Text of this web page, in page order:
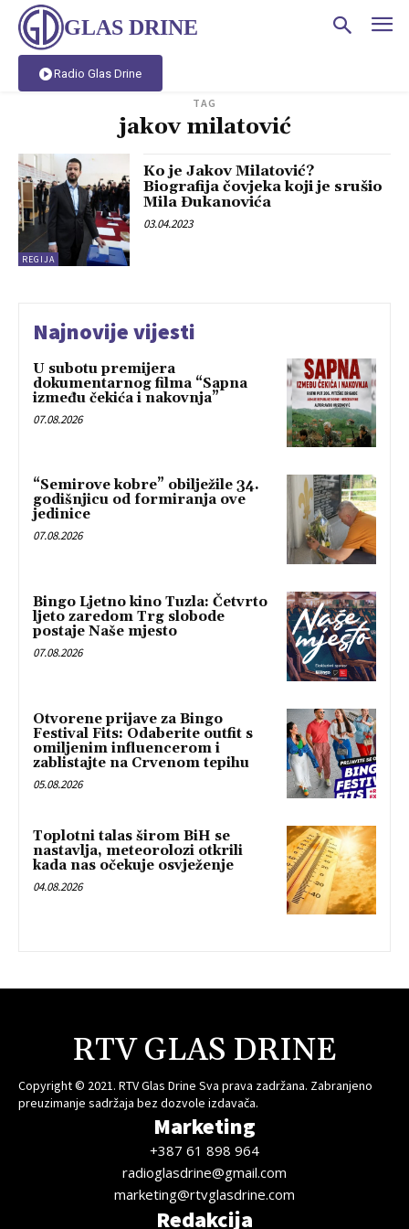
GLAS DRINE
Radio Glas Drine
TAG
jakov milatović
REGIJA
Ko je Jakov Milatović?
Biografija čovjeka koji je srušio
Mila Đukanovića
03.04.2023
Najnovije vijesti
U subotu premijera
dokumentarnog filma “Sapna
između čekića i nakovnja”
07.08.2026
“Semirove kobre” obilježile 34.
godišnjicu od formiranja ove
jedinice
07.08.2026
Bingo Ljetno kino Tuzla: Četvrto
ljeto zaredom Trg slobode
postaje Naše mjesto
07.08.2026
Otvorene prijave za Bingo
Festival Fits: Odaberite outfit s
omiljenim influencerom i
zablistajte na Crvenom tepihu
05.08.2026
Toplotni talas širom BiH se
nastavlja, meteorolozi otkrili
kada nas očekuje osvježenje
04.08.2026
RTV GLAS DRINE
Copyright © 2021. RTV Glas Drine Sva prava zadržana. Zabranjeno
preuzimanje sadržaja bez dozvole izdavača.
Marketing
+387 61 898 964
radioglasdrine@gmail.com
marketing@rtvglasdrine.com
Redakcija